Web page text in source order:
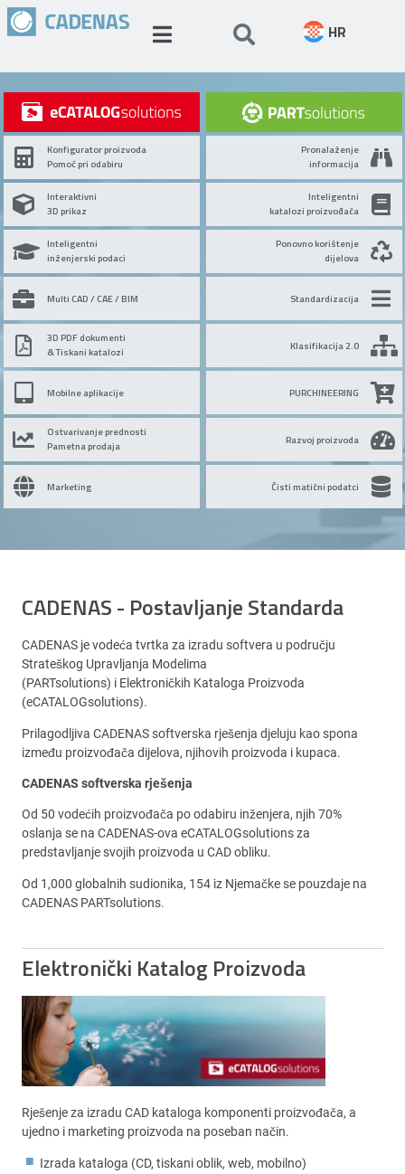
HR
Konfigurator proizvoda
Pomoć pri odabiru
Interaktivni
3D prikaz
Inteligentni
inženjerski podaci
Multi CAD / CAE / BIM
3D PDF dokumenti
& Tiskani katalozi
Mobilne aplikacije
Ostvarivanje prednosti
Pametna prodaja
Marketing
Pronalaženje
informacija
Inteligentni
katalozi proizvođača
Ponovno korištenje
dijelova
Standardizacija
Klasifikacija 2.0
PURCHINEERING
Razvoj proizvoda
Čisti matični podatci
CADENAS - Postavljanje Standarda
CADENAS je vodeća tvrtka za izradu softvera u području
Strateškog Upravljanja Modelima
(PARTsolutions) i Elektroničkih Kataloga Proizvoda
(eCATALOGsolutions).
Prilagodljiva CADENAS softverska rješenja djeluju kao spona
između proizvođača dijelova, njihovih proizvoda i kupaca.
CADENAS softverska rješenja
Od 50 vodećih proizvođača po odabiru inženjera, njih 70%
oslanja se na CADENAS-ova eCATALOGsolutions za
predstavljanje svojih proizvoda u CAD obliku.
Od 1,000 globalnih sudionika, 154 iz Njemačke se pouzdaje na
CADENAS PARTsolutions.
Elektronički Katalog Proizvoda
Rješenje za izradu CAD kataloga komponenti proizvođača, a
ujedno i marketing proizvoda na poseban način.
Izrada kataloga (CD, tiskani oblik, web, mobilno)